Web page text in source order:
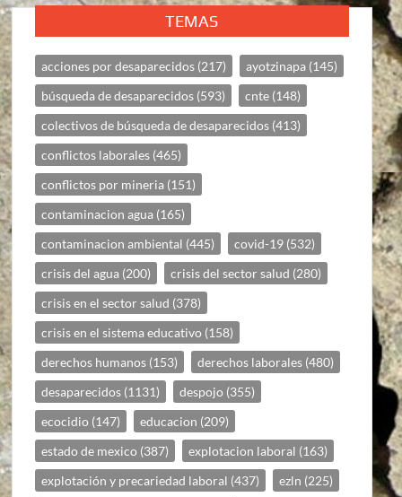
TEMAS
acciones por desaparecidos (217) ayotzinapa (145)
búsqueda de desaparecidos (593) cnte (148)
colectivos de búsqueda de desaparecidos (413)
conflictos laborales (465)
conflictos por mineria (151)
contaminacion agua (165)
contaminacion ambiental (445) covid-19 (532)
crisis del agua (200) crisis del sector salud (280)
crisis en el sector salud (378)
crisis en el sistema educativo (158)
derechos humanos (153) derechos laborales (480)
desaparecidos (1131) despojo (355)
ecocidio (147) educacion (209)
estado de mexico (387) explotacion laboral (163)
explotación y precariedad laboral (437) ezln (225)